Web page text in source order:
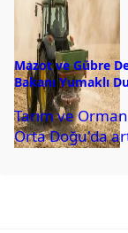
Mazot ve Gübre
Bakanı Yumaklı
Tarım ve
Orta Doğu'da